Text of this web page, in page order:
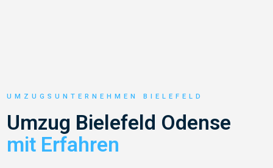
UMZUGSUNTERNEHMEN BIELEFELD
Umzug Bielefeld Odense
mit Erfahren